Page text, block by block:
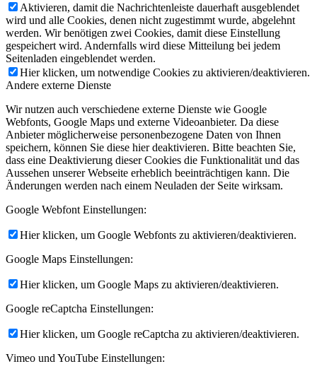
Aktivieren, damit die Nachrichtenleiste dauerhaft ausgeblendet
wird und alle Cookies, denen nicht zugestimmt wurde, abgelehnt
werden. Wir benötigen zwei Cookies, damit diese Einstellung
gespeichert wird. Andernfalls wird diese Mitteilung bei jedem
Seitenladen eingeblendet werden.
Hier klicken, um notwendige Cookies zu aktivieren/deaktivieren.
Andere externe Dienste
Wir nutzen auch verschiedene externe Dienste wie Google
Webfonts, Google Maps und externe Videoanbieter. Da diese
Anbieter möglicherweise personenbezogene Daten von Ihnen
speichern, können Sie diese hier deaktivieren. Bitte beachten Sie,
dass eine Deaktivierung dieser Cookies die Funktionalität und das
Aussehen unserer Webseite erheblich beeinträchtigen kann. Die
Änderungen werden nach einem Neuladen der Seite wirksam.
Google Webfont Einstellungen:
Hier klicken, um Google Webfonts zu aktivieren/deaktivieren.
Google Maps Einstellungen:
Hier klicken, um Google Maps zu aktivieren/deaktivieren.
Google reCaptcha Einstellungen:
Hier klicken, um Google reCaptcha zu aktivieren/deaktivieren.
Vimeo und YouTube Einstellungen: